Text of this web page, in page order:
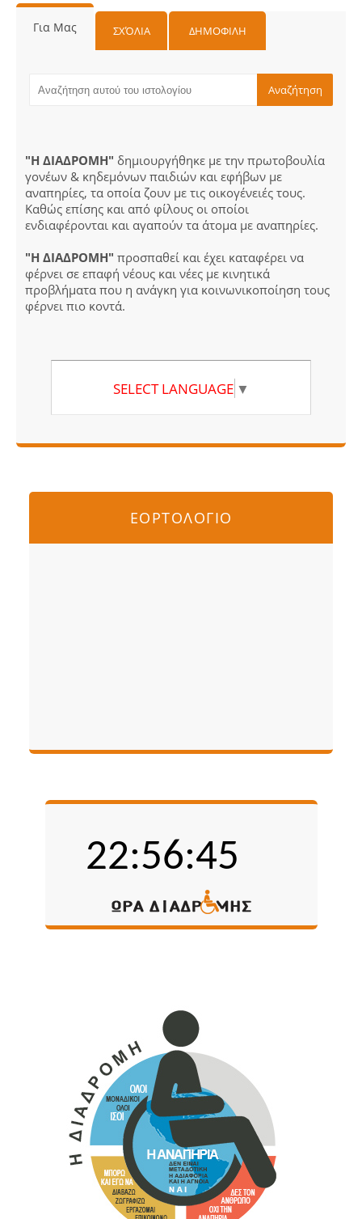
Για Μας ΣΧΌΛΙΑ ΔΗΜΟΦΙΛΗ
"Η ΔΙΑΔΡΟΜΗ" δημιουργήθηκε με την πρωτοβουλία
γονέων & κηδεμόνων παιδιών και εφήβων με
αναπηρίες, τα οποία ζουν με τις οικογένειές τους.
Καθώς επίσης και από φίλους οι οποίοι
ενδιαφέρονται και αγαπούν τα άτομα με αναπηρίες.
"Η ΔΙΑΔΡΟΜΗ" προσπαθεί και έχει καταφέρει να
φέρνει σε επαφή νέους και νέες με κινητικά
προβλήματα που η ανάγκη για κοινωνικοποίηση τους
φέρνει πιο κοντά.
SELECT LANGUAGE ▼
ΕΟΡΤΟΛΟΓΙΟ